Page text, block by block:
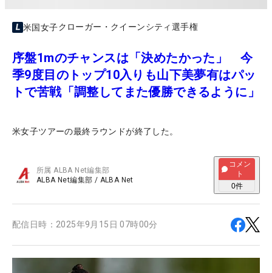
米国女子クローガー・クイーンシティ選手権
序盤1mのチャンスは「決めたかった」 今
季9度目のトップ10入りも山下美夢有はパッ
トで苦戦「調整してまた優勝できるように」
米女子ツアーの最終ラウンドが終了した。
所属ALBA Net編集部
ALBA Net編集部 / ALBA Net
コメン
ト
0件
配信日時： 2025年9月15日 07時00分